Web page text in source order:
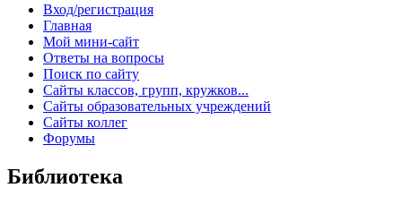
Вход/регистрация
Главная
Мой мини-сайт
Ответы на вопросы
Поиск по сайту
Сайты классов, групп, кружков...
Сайты образовательных учреждений
Сайты коллег
Форумы
Библиотека